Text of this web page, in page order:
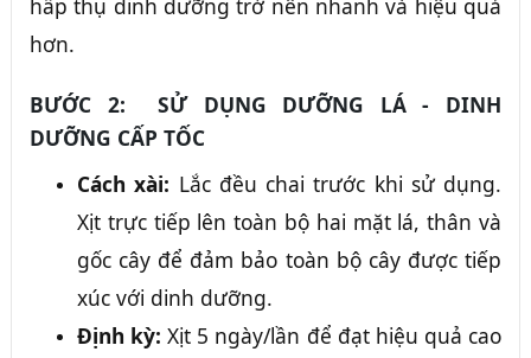
hấp thụ dinh dưỡng trở nên nhanh và hiệu quả
hơn.
BƯỚC 2: SỬ DỤNG DƯỠNG LÁ - DINH
DƯỠNG CẤP TỐC
Cách xài: Lắc đều chai trước khi sử dụng.
Xịt trực tiếp lên toàn bộ hai mặt lá, thân và
gốc cây để đảm bảo toàn bộ cây được tiếp
xúc với dinh dưỡng.
Định kỳ: Xịt 5 ngày/lần để đạt hiệu quả cao